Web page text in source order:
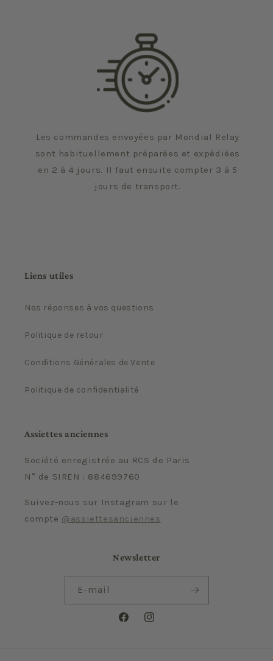
Les commandes envoyées par Mondial Relay
sont habituellement préparées et expédiées
en 2 à 4 jours. Il faut ensuite compter 3 à 5
jours de transport.
Liens utiles
Nos réponses à vos questions
Politique de retour
Conditions Générales de Vente
Politique de confidentialité
Assiettes anciennes
Société enregistrée au RCS de Paris
N° de SIREN : 884699760
Suivez-nous sur Instagram sur le
compte @assiettesanciennes
Newsletter
E-mail
FacebookInstagram